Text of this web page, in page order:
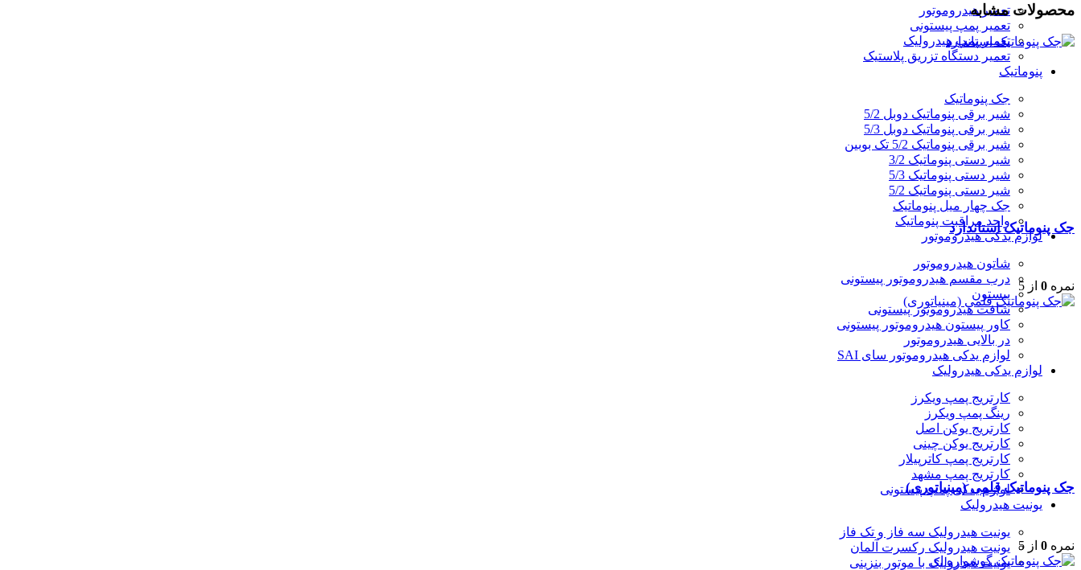
تعمیر هیدروموتور
تعمیر پمپ پیستونی
تعمیر پمپ هیدرولیک
تعمیر دستگاه تزریق پلاستیک
پنوماتیک
جک پنوماتیک
شیر برقی پنوماتیک دوبل 5/2
شیر برقی پنوماتیک دوبل 5/3
شیر برقی پنوماتیک 5/2 تک بوبین
شیر دستی پنوماتیک 3/2
شیر دستی پنوماتیک 5/3
شیر دستی پنوماتیک 5/2
جک چهار میل پنوماتیک
واحد مراقبت پنوماتیک
لوازم یدکی هیدروموتور
شاتون هیدروموتور
درب مقسم هیدروموتور پیستونی
پیستون
شافت هیدروموتور پیستونی
کاور پیستون هیدروموتور پیستونی
در بالایی هیدروموتور
لوازم یدکی هیدروموتور سای SAI
لوازم یدکی هیدرولیک
کارتریج پمپ ویکرز
رینگ پمپ ویکرز
کارتریج یوکن اصل
کارتریج یوکن چینی
کارتریج پمپ کاترپیلار
کارتریج پمپ مشهد
لوازم یدکی پمپ پیستونی
یونیت هیدرولیک
یونیت هیدرولیک سه فاز و تک فاز
یونیت هیدرولیک رکسرت آلمان
یونیت هیدرولیک با موتور بنزینی
محصولات مشابه
جک پنوماتیک استاندارد
نمره 0 از 5
جک پنوماتیک قلمی (مینیاتوری)
نمره 0 از 5